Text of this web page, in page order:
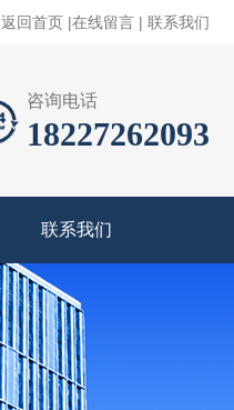
返回首页 |在线留言 | 联系我们
咨询电话
18227262093
联系我们